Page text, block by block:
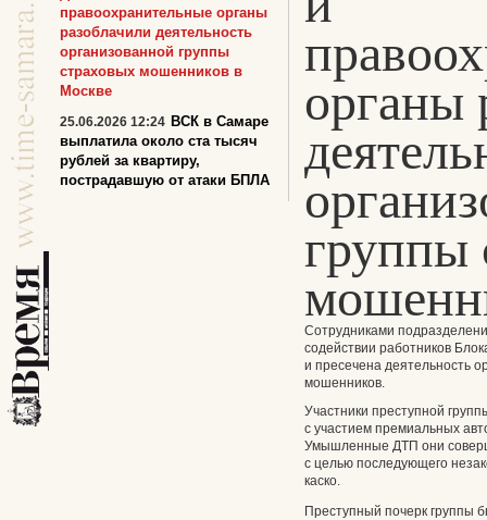
органы
группы
Сотрудниками
содействии работников
и пресечена деятельность
мошенников.
Участники преступной
с участием премиальных
Умышленные ДТП они
с целью последующего
каско.
Преступный почерк группы
правоохранительные органы
разоблачили деятельность
организованной группы
страховых мошенников в
Москве
25.06.2026 12:24 ВСК в Самаре
выплатила около ста тысяч
рублей за квартиру,
пострадавшую от атаки БПЛА